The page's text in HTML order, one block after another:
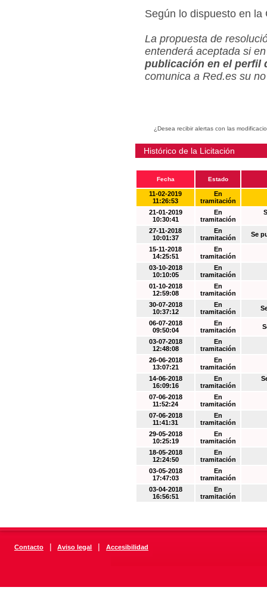
Según lo dispuesto en
La propuesta de
entenderá aceptada si
publicación en el perfil
comunica a Red.es su
¿Desea recibir alertas con las
Histórico de la Licitación
Fecha Estado
11-02-2019
11:26:53
En
tramitación
21-01-2019
10:30:41
En
tramitación
27-11-2018
10:01:37
En
tramitación
Se
15-11-2018
14:25:51
En
tramitación
03-10-2018
10:10:05
En
tramitación
01-10-2018
12:59:08
En
tramitación
30-07-2018
10:37:12
En
tramitación
06-07-2018
09:50:04
En
tramitación
03-07-2018
12:48:08
En
tramitación
26-06-2018
13:07:21
En
tramitación
14-06-2018
16:09:16
En
tramitación
07-06-2018
11:52:24
En
tramitación
07-06-2018
11:41:31
En
tramitación
29-05-2018
10:25:19
En
tramitación
18-05-2018
12:24:50
En
tramitación
03-05-2018
17:47:03
En
tramitación
03-04-2018
16:56:51
En
tramitación
Contacto | Aviso legal | Accesibilidad